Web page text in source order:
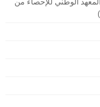
المعهد الوطني للإحصاء من